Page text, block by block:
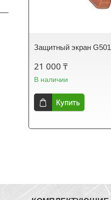
Защитный экран G501
21 000 ₸
В наличии
Купить